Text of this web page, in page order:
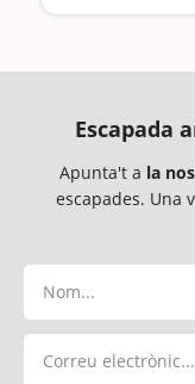
Mont-roig del
Escapada
Apunta't a la
escapades. Una